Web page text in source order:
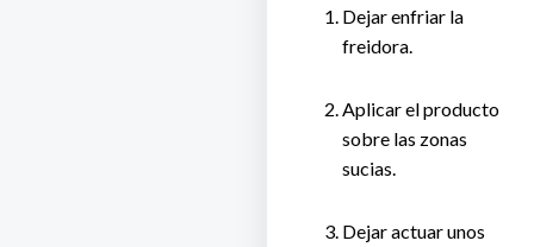
Dejar enfriar la
freidora.
Aplicar el producto
sobre las zonas
sucias.
Dejar actuar unos